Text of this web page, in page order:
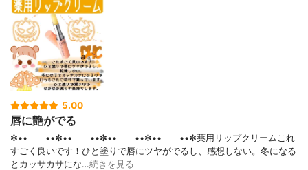
5.00
唇に艶がでる
✼••┈┈••✼••┈┈••✼••┈┈••✼••┈┈••✼薬用リップクリームこれ
すごく良いです！ひと塗りで唇にツヤがでるし、感想しない。冬になる
とカッサカサにな…続きを見る